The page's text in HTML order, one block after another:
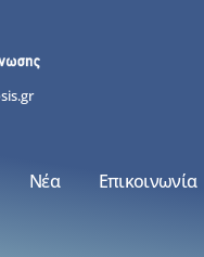
Νέα Επικοινωνία